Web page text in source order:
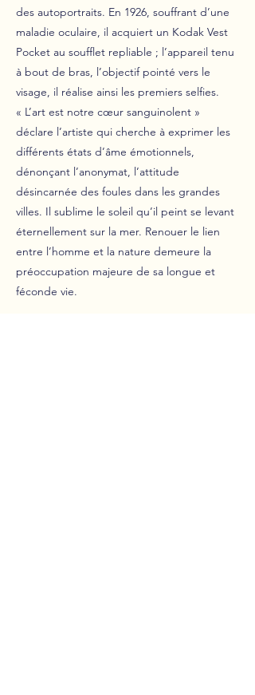
des autoportraits. En 1926, souffrant d’une
maladie oculaire, il acquiert un Kodak Vest
Pocket au soufflet repliable ; l’appareil tenu
à bout de bras, l’objectif pointé vers le
visage, il réalise ainsi les premiers selfies.
« L’art est notre cœur sanguinolent »
déclare l’artiste qui cherche à exprimer les
différents états d’âme émotionnels,
dénonçant l’anonymat, l’attitude
désincarnée des foules dans les grandes
villes. Il sublime le soleil qu’il peint se levant
éternellement sur la mer. Renouer le lien
entre l’homme et la nature demeure la
préoccupation majeure de sa longue et
féconde vie.